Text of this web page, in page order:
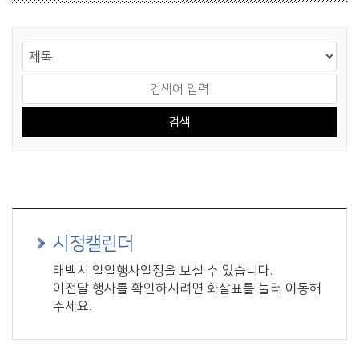
시정캘린더
태백시 일일행사일정을 보실 수 있습니다.
이전달 행사를 확인하시려면 화살표를 눌러 이동해
주세요.